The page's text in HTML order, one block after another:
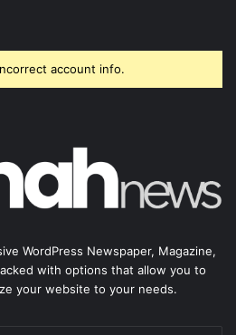
account info.
WordPress Newspaper, Magazine,
with options that allow you to
your website to your needs.